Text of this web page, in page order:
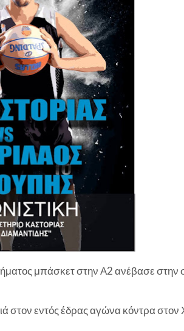
μπάσκετ στην Α2 ανέβασε στην
στον εντός έδρας αγώνα κόντρα στον